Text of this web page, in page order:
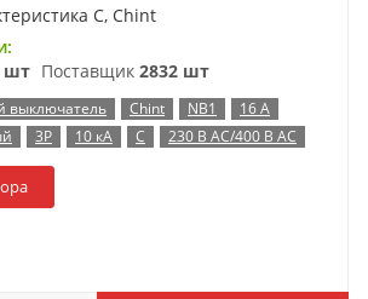
C, Chint
шт Поставщик 2832 шт
выключатель Chint NB1
16 А
3P 10 кА C 230 В AC/400 В AC